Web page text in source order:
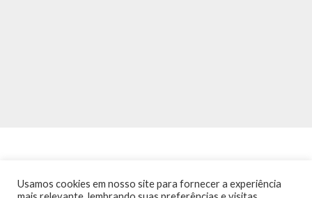
Usamos cookies em nosso site para fornecer a experiência